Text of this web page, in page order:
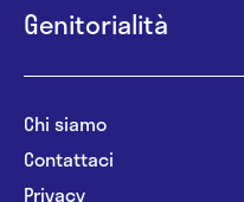
Genitorialità
Chi siamo
Contattaci
Privacy